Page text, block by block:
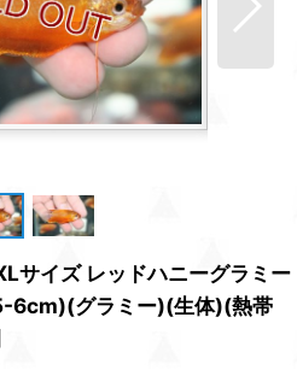
サイズ レッドハニーグラミー
6cm)(グラミー)(生体)(熱帯